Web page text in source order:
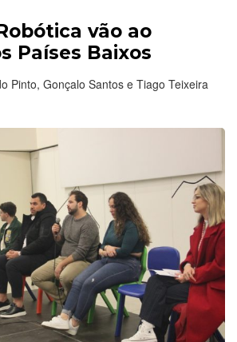
vão ao
Países Baixos
Pinto, Gonçalo Santos e Tiago Teixeira